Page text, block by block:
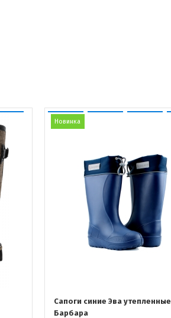
Новинка
Сапоги синие Эва утепленные
Барбара